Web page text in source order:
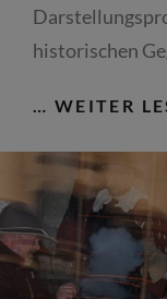
historischen
… WEITER